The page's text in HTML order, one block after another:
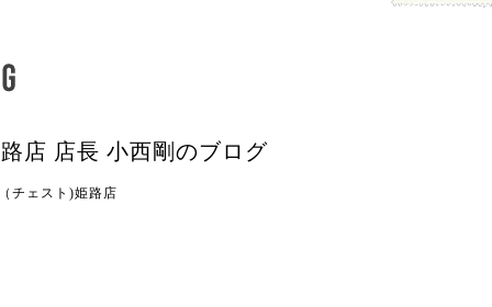
店 店長 小西剛のブログ
チェスト)姫路店